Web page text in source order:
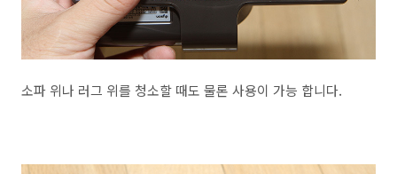
소파 위나 러그 위를 청소할 때도 물론 사용이 가능 합니다.